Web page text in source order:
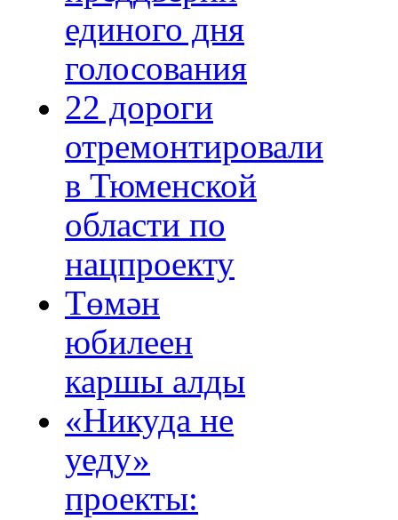
единого дня
голосования
22 дороги
отремонтировали
в Тюменской
области по
нацпроекту
Төмән
юбилеен
каршы алды
«Никуда не
уеду»
проекты: